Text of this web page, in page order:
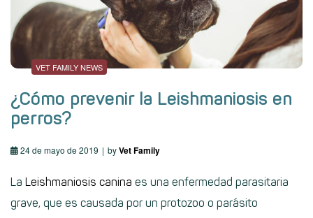
VET FAMILY NEWS
¿Cómo prevenir la Leishmaniosis en
perros?
24 de mayo de 2019 byVet Family
La Leishmaniosis canina es una enfermedad parasitaria
grave, que es causada por un protozoo o parásito